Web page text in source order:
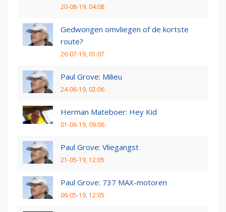
20-08-19, 04:08
Gedwongen omvliegen of de kortste
route?
26-07-19, 01:07
Paul Grove: Milieu
24-06-19, 02:06
Herman Mateboer: Hey Kid
01-06-19, 09:06
Paul Grove: Vliegangst
21-05-19, 12:05
Paul Grove: 737 MAX-motoren
06-05-19, 12:05